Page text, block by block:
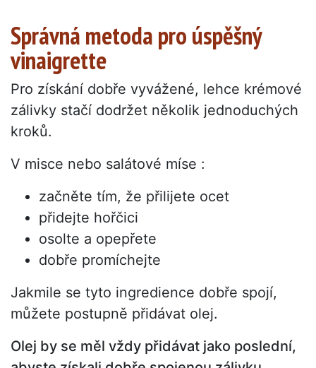
Správná metoda pro úspěšný
vinaigrette
Pro získání dobře vyvážené, lehce krémové
zálivky stačí dodržet několik jednoduchých
kroků.
V misce nebo salátové míse :
začněte tím, že přilijete ocet
přidejte hořčici
osolte a opepřete
dobře promíchejte
Jakmile se tyto ingredience dobře spojí,
můžete postupně přidávat olej.
Olej by se měl vždy přidávat jako poslední,